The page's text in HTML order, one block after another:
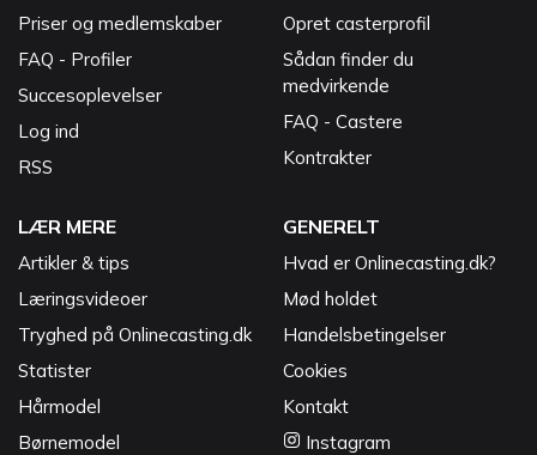
Priser og medlemskaber
FAQ - Profiler
Succesoplevelser
Log ind
RSS
Opret casterprofil
Sådan finder du
medvirkende
FAQ - Castere
Kontrakter
LÆR MERE
Artikler & tips
Læringsvideoer
Tryghed på Onlinecasting.dk
Statister
Hårmodel
Børnemodel
GENERELT
Hvad er Onlinecasting.dk?
Mød holdet
Handelsbetingelser
Cookies
Kontakt
Instagram